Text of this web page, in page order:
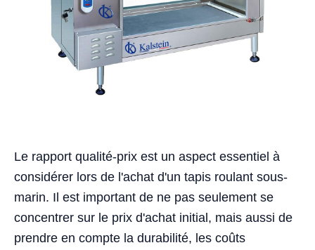
Le rapport qualité-prix est un aspect essentiel à
considérer lors de l'achat d'un tapis roulant sous-
marin. Il est important de ne pas seulement se
concentrer sur le prix d'achat initial, mais aussi de
prendre en compte la durabilité, les coûts